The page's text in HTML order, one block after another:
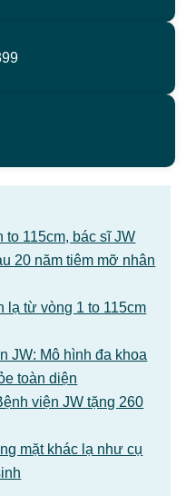
115cm, bác sĩ JW
20 năm tiêm mỡ nhân
lạ từ vòng 1 to 115cm
JW: Mô hình đa khoa
toàn diện
viện JW tặng 260
mặt khác lạ như cụ